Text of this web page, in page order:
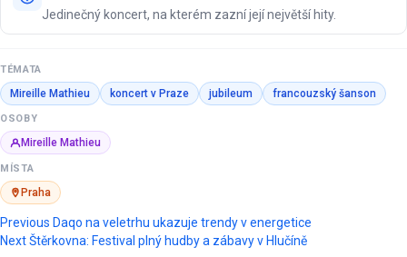
Jedinečný koncert, na kterém zazní její největší hity.
TÉMATA
Mireille Mathieu koncert v Praze jubileum francouzský šanson
OSOBY
Mireille Mathieu
MÍSTA
Praha
Post
Previous Daqo na veletrhu ukazuje trendy v energetice
NextŠtěrkovna: Festival plný hudby a zábavy v Hlučíně